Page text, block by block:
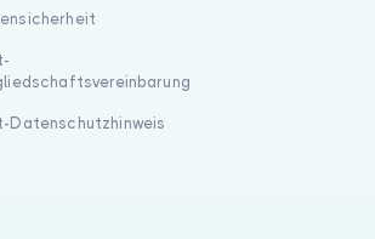
Datenschutzhinweis